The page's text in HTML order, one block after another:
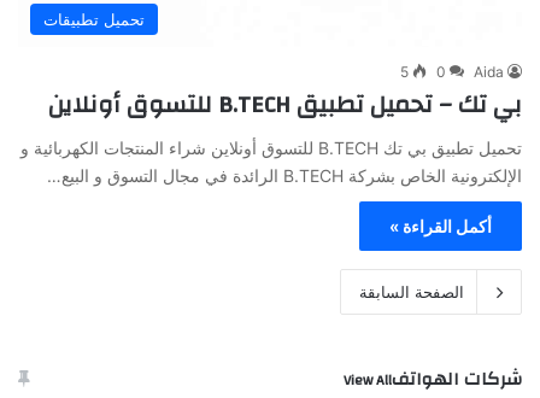
تحميل تطبيقات
Aida
0
5
بي تك – تحميل تطبيق B.TECH للتسوق أونلاين
تحميل تطبيق بي تك B.TECH للتسوق أونلاين شراء المنتجات الكهربائية و
الإلكترونية الخاص بشركة B.TECH الرائدة في مجال التسوق و البيع…
أكمل القراءة »
الصفحة السابقة
شركات الهواتفView All